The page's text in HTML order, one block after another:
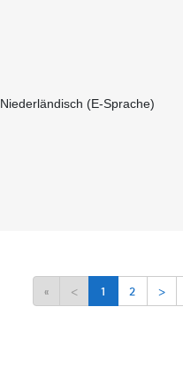
Niederländisch (E-Sprache)
« < 1 2 >